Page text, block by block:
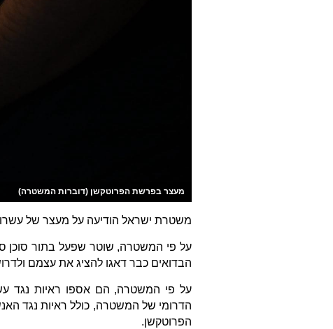
מעצר בפרשת הפרוטקשן (דוברות המשטרה)
משטרת ישראל הודיעה על מעצר של
על פי המשטרה, שוטר שפעל בתור סוכן
הבדואים כבר דאגו להציג את עצמם
על פי המשטרה, הם אספו ראיות נגד
הדרומי של המשטרה, כולל ראיות נגד
הפרוטקשן.